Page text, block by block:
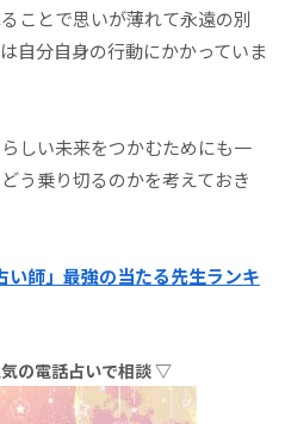
ことで思いが薄れて永遠の別
自分自身の行動にかかっていま
しい未来をつかむためにも一
う乗り切るのかを考えておき
い師」最強の当たる先生ランキ
の電話占いで相談 ▽